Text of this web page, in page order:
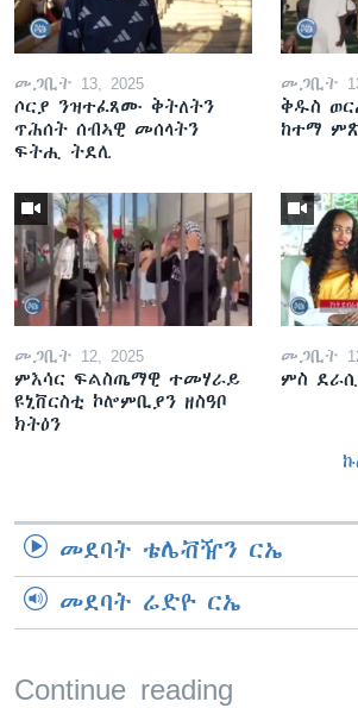
መጋቢት 13, 2025
ሶርያ ንዝተፈጸሙ ቅትለትን
ጥሕሰት ሰብኣዊ መሰላትን
ፍትሒ ትደሊ
መጋቢት
ቅዱስ
ከተማ
መጋቢት 12, 2025
ምእሳር ፍልስጤማዊ ተመሃራይ
ዩኒቨርስቲ ኮሎምቢያን ዘስዓቦ
ክትዕን
መጋቢት
ምስ
መደባት ቴሌቭዥን ርኤ
መደባት ሬድዮ ርኤ
Continue reading